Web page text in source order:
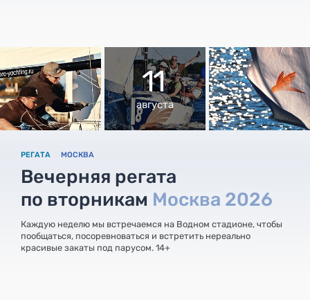
11
августа
РЕГАТА МОСКВА
Вечерняя регата
по вторникам Москва 2026
Каждую неделю мы встречаемся на Водном стадионе, чтобы
пообщаться, посоревноваться и встретить нереально
красивые закаты под парусом. 14+